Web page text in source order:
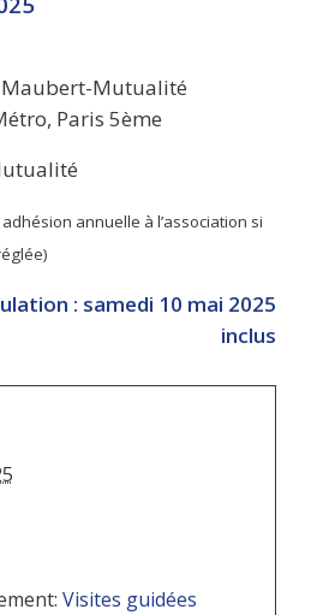
Maubert-Mutualité
Paris 5ème
adhésion annuelle à l’association si
: samedi 10 mai 2025
inclus
Visites guidées